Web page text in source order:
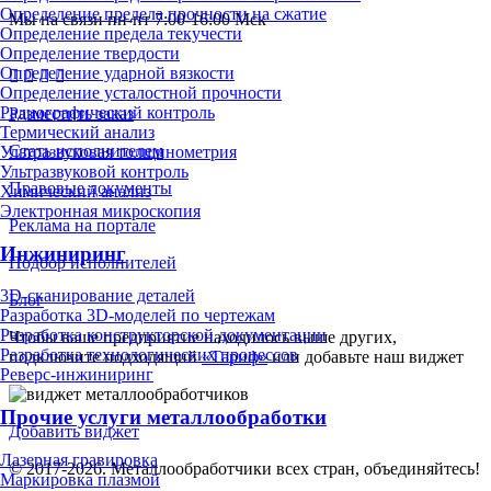
Определение предела прочности на сжатие
Определение предела текучести
Определение твердости
Определение ударной вязкости
Определение усталостной прочности
Радиографический контроль
Термический анализ
Ультразвуковая толщинометрия
Ультразвуковой контроль
Химический анализ
Электронная микроскопия
Инжиниринг
3D-сканирование деталей
Разработка 3D-моделей по чертежам
Разработка конструкторской документации
Разработка технологических процессов
Реверс-инжиниринг
Прочие услуги металлообработки
Лазерная гравировка
Маркировка плазмой
Мы на связи пн-пт 7:00-16:00 Мск
Разместить заказ
Стать исполнителем
Правовые документы
Реклама на портале
Подбор исполнителей
Блог
Чтобы ваше предприятие находилось выше других,
подключите подходящий«Тариф»или добавьте наш виджет
Добавить виджет
© 2017-2026. Металлообработчики всех стран, объединяйтесь!